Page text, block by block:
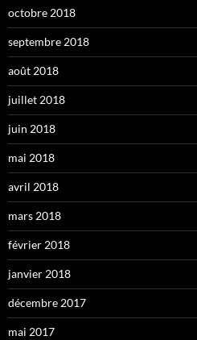
octobre 2018
septembre 2018
août 2018
juillet 2018
juin 2018
mai 2018
avril 2018
mars 2018
février 2018
janvier 2018
décembre 2017
mai 2017